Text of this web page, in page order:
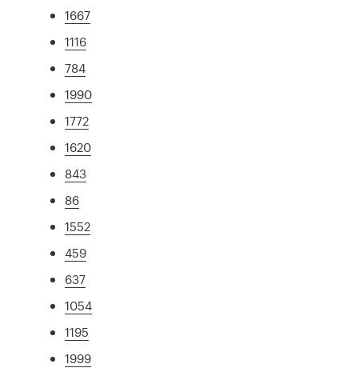
1667
1116
784
1990
1772
1620
843
86
1552
459
637
1054
1195
1999